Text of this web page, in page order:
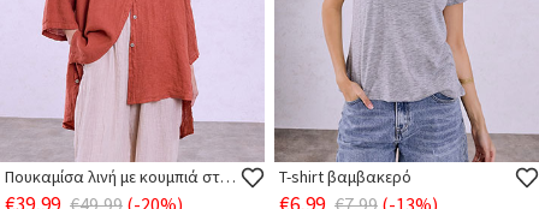
Πουκαμίσα λινή με κουμπιά στο πλάι
€49,99 (-20%)
T-shirt βαμβακερό
€7,99 (-13%)